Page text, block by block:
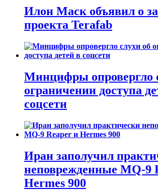
Илон Маск объявил о
проекта Terafab
Минцифры опровергло
ограничении доступа
соцсети
Иран заполучил
неповрежденные MQ-9
Hermes 900